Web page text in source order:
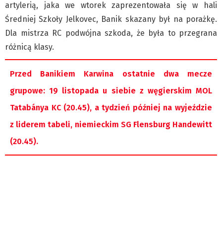
Studia
Klub Podróżnika ZA OKNEM
Sport
Multimedia
Obiektyw Głosu
Fotoreportaże
YouTube glos.live
artylerią, jaka we wtorek zaprezentowała się w hali
Średniej Szkoły Jelkovec, Banik skazany był na porażkę.
Dla mistrza RC podwójna szkoda, że była to przegrana
różnicą klasy.
Przed Banikiem Karwina ostatnie dwa mecze
grupowe: 19 listopada u siebie z węgierskim MOL
Tatabánya KC (20.45), a tydzień później na wyjeździe
z liderem tabeli, niemieckim SG Flensburg Handewitt
(20.45).